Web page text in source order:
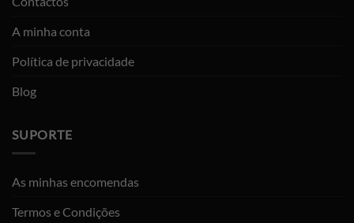
A minha conta
Política de privacidade
Blog
SUPORTE
As minhas encomendas
Termos e Condições